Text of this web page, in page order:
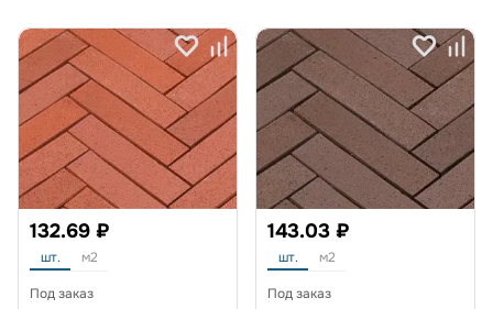
132.69 ₽
шт. м2
Под заказ
143.03 ₽
шт. м2
Под заказ